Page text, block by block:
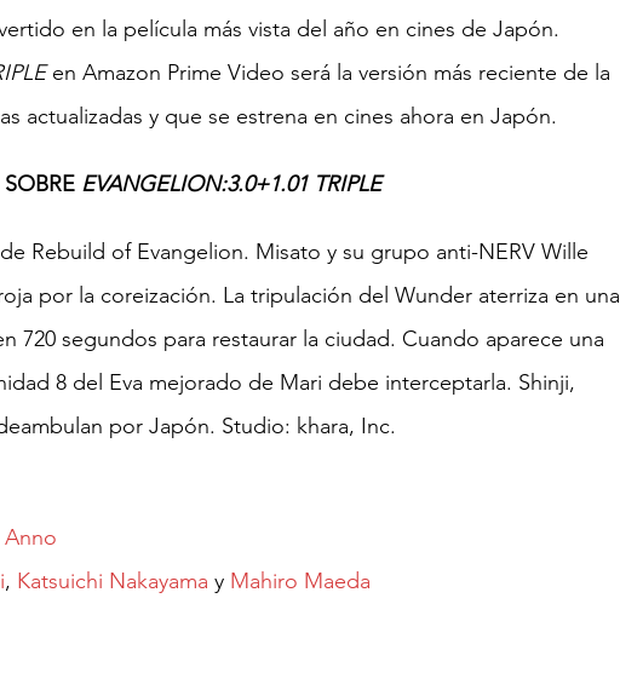
en la película más vista del año en cines de Japón.
en Amazon Prime Video será la versión más reciente de la
actualizadas y que se estrena en cines ahora en Japón.
SOBRE EVANGELION:3.0+1.01 TRIPLE
Rebuild of Evangelion. Misato y su grupo anti-NERV Wille
por la coreización. La tripulación del Wunder aterriza en una
720 segundos para restaurar la ciudad. Cuando aparece una
8 del Eva mejorado de Mari debe interceptarla. Shinji,
por Japón. Studio: khara, Inc.
, Katsuichi Nakayama y Mahiro Maeda